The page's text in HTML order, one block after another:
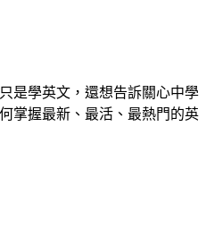
是學英文，還想告訴關心中學
掌握最新、最活、最熱門的英